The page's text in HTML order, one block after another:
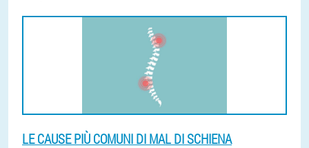
LE CAUSE PIÙ COMUNI DI MAL DI SCHIENA